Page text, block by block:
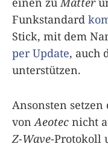
Funkstandard
Stick, mit dem
per Update, auch
unterstützen.
Ansonsten
von Aeotec nicht
Z-Wave-Protokoll